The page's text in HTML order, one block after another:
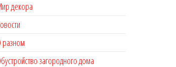
декора
разном
загородного дома